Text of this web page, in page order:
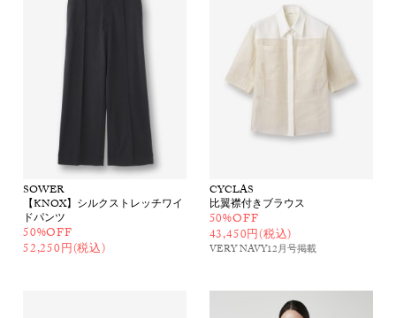
SOWER
【KNOX】シルクストレッチワイ
ドパンツ
50%OFF
52,250円(税込)
CYCLAS
比翼襟付きブラウス
50%OFF
43,450円(税込)
VERY NAVY12月号掲載